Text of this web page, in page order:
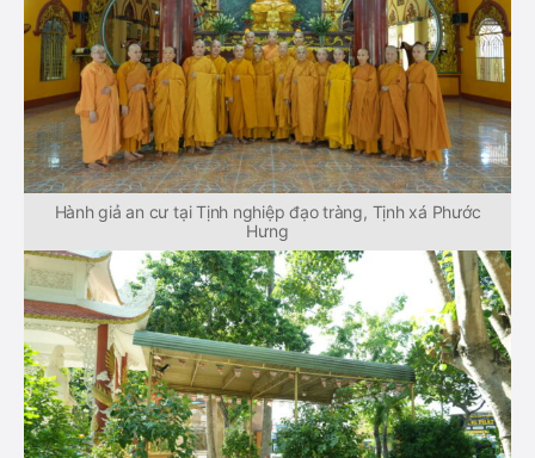
Hành giả an cư tại Tịnh nghiệp đạo tràng, Tịnh xá Phước
Hưng